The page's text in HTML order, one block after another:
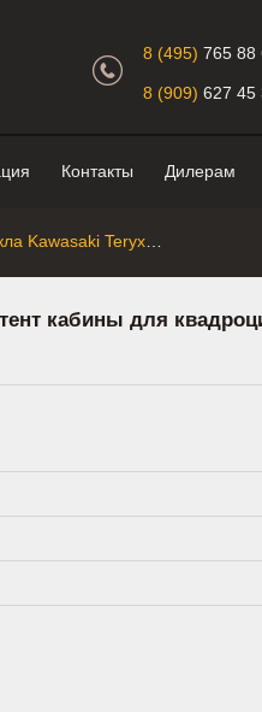
Контакты Дилерам
8 (495) 765 88
8 (909) 627 45
кабины для